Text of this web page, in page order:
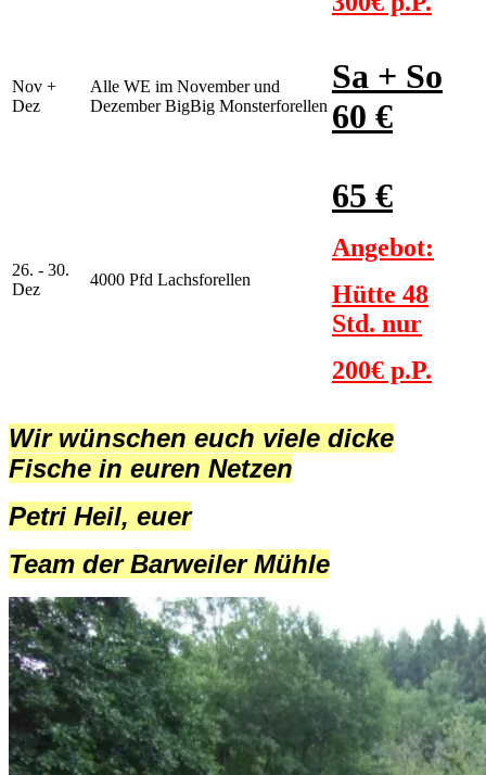
Nov +
Dez
Alle WE im November und
Dezember BigBig Monsterforellen
Sa + So
60 €
26. - 30.
Dez
4000 Pfd Lachsforellen
65 €
Angebot:
Hütte 48
Std. nur
200€ p.P.
Wir wünschen euch viele dicke
Fische in euren Netzen
Petri Heil, euer
Team der Barweiler Mühle